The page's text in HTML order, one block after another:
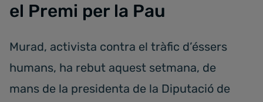
el Premi per la Pau
Murad, activista contra el tràfic d’éssers
humans, ha rebut aquest setmana, de
mans de la presidenta de la Diputació de